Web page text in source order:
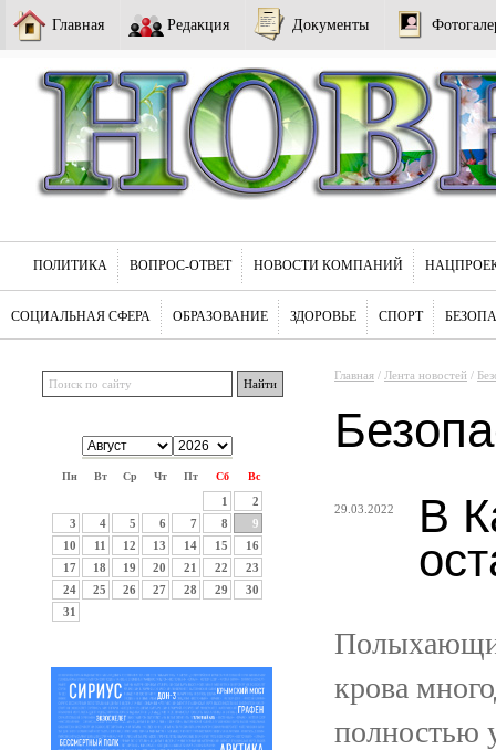
Главная Редакция Документы
ПОЛИТИКА ВОПРОС-ОТВЕТ НОВОСТИ КОМПАНИЙ
СОЦИАЛЬНАЯ СФЕРА ОБРАЗОВАНИЕ ЗДОРОВЬЕ СПОРТ
Пн Вт Ср Чт Пт Сб Вс
1
2
3
4 5 6 7 8
9
10
11 12 13 14 15
16
17
18 19 20 21 22
23
24
25 26 27 28 29
30
31
Главная / Лента новостей /
29.03.2022
В
крова
полностью